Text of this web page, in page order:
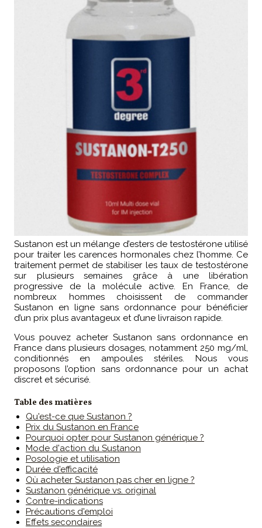
Sustanon est un mélange d’esters de testostérone utilisé
pour traiter les carences hormonales chez l’homme. Ce
traitement permet de stabiliser les taux de testostérone
sur plusieurs semaines grâce à une libération
progressive de la molécule active. En France, de
nombreux hommes choisissent de commander
Sustanon en ligne sans ordonnance pour bénéficier
d’un prix plus avantageux et d’une livraison rapide.
Vous pouvez acheter Sustanon sans ordonnance en
France dans plusieurs dosages, notamment 250 mg/ml,
conditionnés en ampoules stériles. Nous vous
proposons l’option sans ordonnance pour un achat
discret et sécurisé.
Table des matières
Qu'est-ce que Sustanon ?
Prix du Sustanon en France
Pourquoi opter pour Sustanon générique ?
Mode d'action du Sustanon
Posologie et utilisation
Durée d'efficacité
Où acheter Sustanon pas cher en ligne ?
Sustanon générique vs. original
Contre-indications
Précautions d'emploi
Effets secondaires